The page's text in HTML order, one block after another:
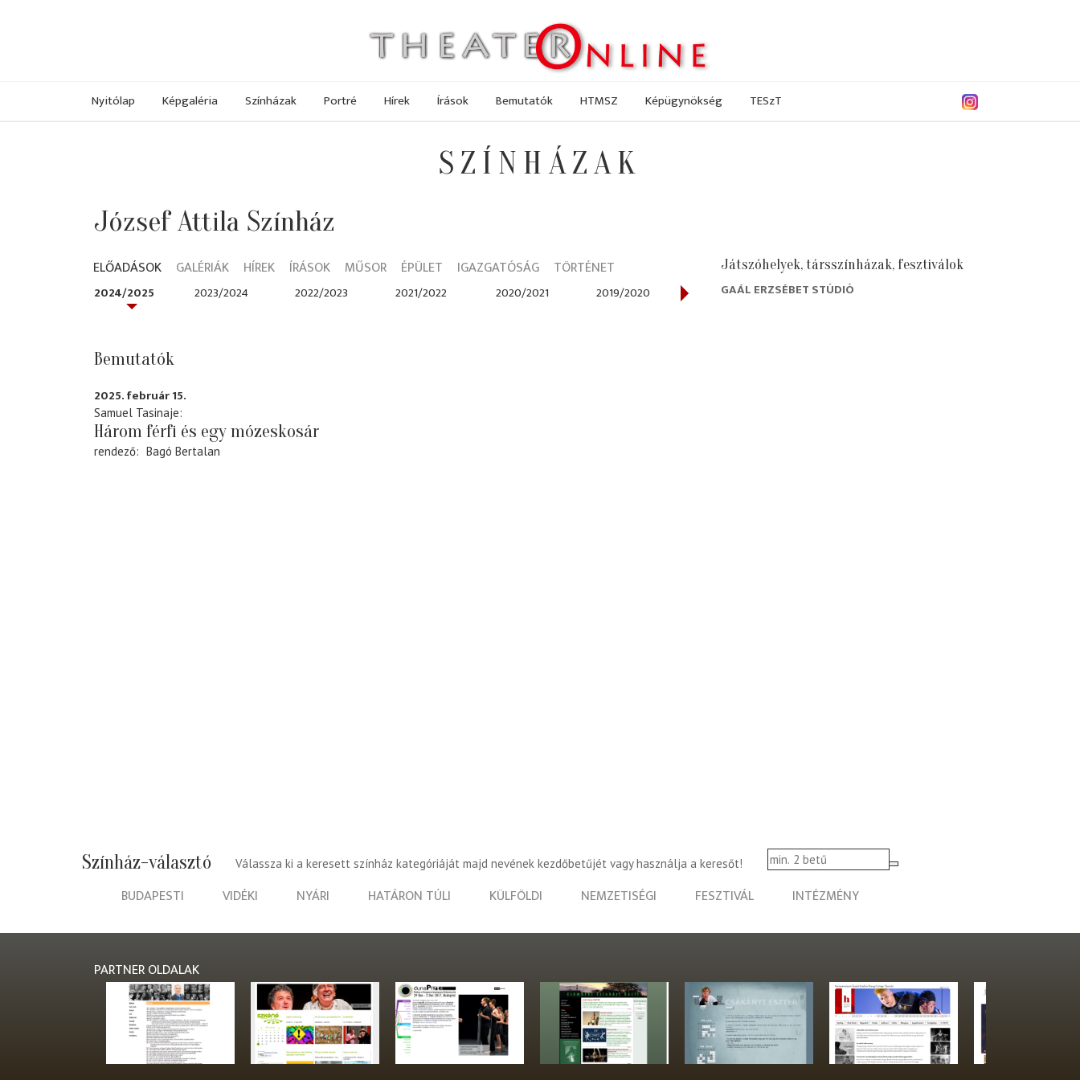
Nyitólap Képgaléria Színházak Portré Hírek Írások Bemutatók HTMSZ Képügynökség TESzT
SZÍNHÁZAK
József Attila Színház
ELŐADÁSOK GALÉRIÁK HÍREK ÍRÁSOK MŰSOR ÉPÜLET IGAZGATÓSÁG TÖRTÉNET
2024/2025 2023/2024 2022/2023 2021/2022 2020/2021 2019/2020 2018/2019 2017/2018
Bemutatók
2025. február 15.
Samuel Tasinaje
Három férfi és egy mózeskosár
rendező Bagó Bertalan
Játszóhelyek, társszínházak, fesztiválok
GAÁL ERZSÉBET STÚDIÓ
Színház-választó Válassza ki a keresett színház kategóriáját majd nevének kezdőbetűjét vagy használja a keresőt!
BUDAPESTI VIDÉKI NYÁRI HATÁRON TÚLI KÜLFÖLDI NEMZETISÉGI FESZTIVÁL INTÉZMÉNY
PARTNER OLDALAK